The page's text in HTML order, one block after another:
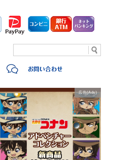
広告(Ads)